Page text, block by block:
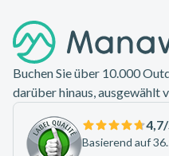
Buchen Sie über 10.000
darüber hinaus, ausgewählt
4,7
Basierend auf